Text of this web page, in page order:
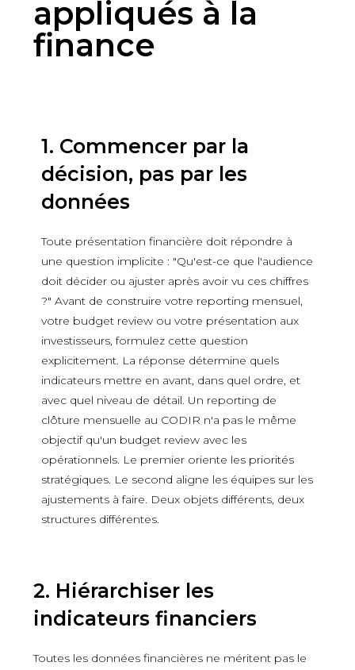
appliqués à la
finance
1. Commencer par la
décision, pas par les
données
Toute présentation financière doit répondre à
une question implicite : "Qu'est-ce que l'audience
doit décider ou ajuster après avoir vu ces chiffres
?" Avant de construire votre reporting mensuel,
votre budget review ou votre présentation aux
investisseurs, formulez cette question
explicitement. La réponse détermine quels
indicateurs mettre en avant, dans quel ordre, et
avec quel niveau de détail. Un reporting de
clôture mensuelle au CODIR n'a pas le même
objectif qu'un budget review avec les
opérationnels. Le premier oriente les priorités
stratégiques. Le second aligne les équipes sur les
ajustements à faire. Deux objets différents, deux
structures différentes.
2. Hiérarchiser les
indicateurs financiers
Toutes les données financières ne méritent pas le